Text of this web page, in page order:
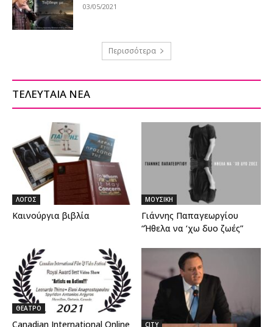
03/05/2021
Περισσότερα
ΤΕΛΕΥΤΑΙΑ ΝΕΑ
ΛΟΓΟΣ
Καινούργια βιβλία
ΜΟΥΣΙΚΗ
Γιάννης Παπαγεωργίου
“Ήθελα να ‘χω δυο ζωές”
ΘΕΑΤΡΟ
Canadian International Online CITY